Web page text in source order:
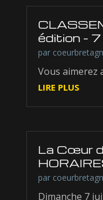
édition –
par
Vous aimerez
LIRE PLUS
La Cœur
par
Dimanche 7